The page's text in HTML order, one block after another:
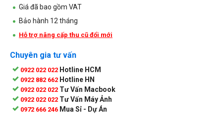
Giá đã bao gồm VAT
Bảo hành 12 tháng
Hỗ trợ nâng cấp thu cũ đổi mới
Chuyên gia tư vấn
0922 022 022 Hotline HCM
0922 882 662 Hotline HN
0922 022 022 Tư Vấn Macbook
0922 022 022 Tư Vấn Máy Ảnh
0972 666 246 Mua Sỉ - Dự Án